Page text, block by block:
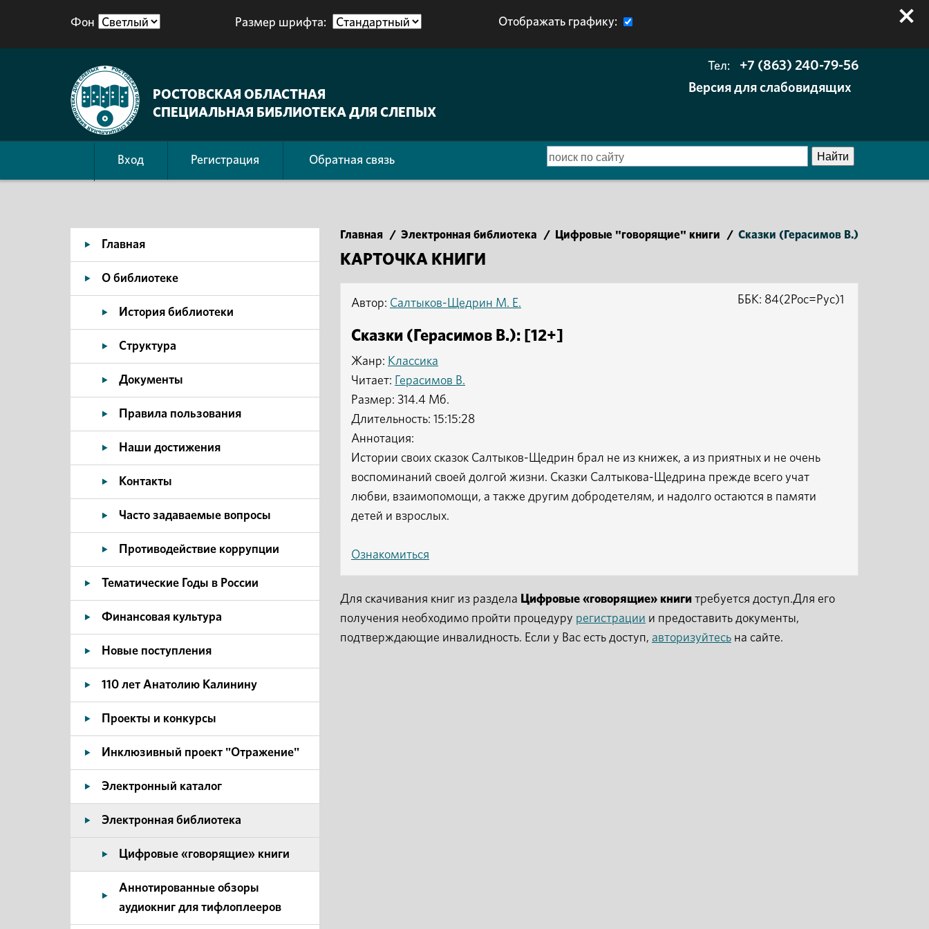
Фон Размер шрифта: Отображать графику:
РОСТОВСКАЯ ОБЛАСТНАЯ
СПЕЦИАЛЬНАЯ БИБЛИОТЕКА ДЛЯ СЛЕПЫХ
Тел:
+7 (863) 240-79-56
Версия для слабовидящих
Вход Регистрация Обратная связь
Главная
О библиотеке
История библиотеки
Структура
Документы
Правила пользования
Наши достижения
Контакты
Часто задаваемые вопросы
Противодействие коррупции
Тематические Годы в России
Финансовая культура
Новые поступления
110 лет Анатолию Калинину
Проекты и конкурсы
Инклюзивный проект "Отражение"
Электронный каталог
Электронная библиотека
Цифровые «говорящие» книги
Аннотированные обзоры
аудиокниг для тифлоплееров
Главная / Электронная библиотека / Цифровые "говорящие" книги / Сказки (Герасимов В.)
КАРТОЧКА КНИГИ
Автор: Салтыков-Щедрин М. Е.
Сказки (Герасимов В.): [12+]
Жанр: Классика
Читает: Герасимов В.
ББК: 84(2Рос=Рус)1
Размер: 314.4 Мб.
Длительность: 15:15:28
Аннотация:
Истории своих сказок Салтыков-Щедрин брал не из книжек, а из приятных и не очень
воспоминаний своей долгой жизни. Сказки Салтыкова-Щедрина прежде всего учат
любви, взаимопомощи, а также другим добродетелям, и надолго остаются в памяти
детей и взрослых.
Ознакомиться
Для скачивания книг из раздела Цифровые «говорящие» книги требуется доступ.Для его
получения необходимо пройти процедуру регистрации и предоставить документы,
подтверждающие инвалидность. Если у Вас есть доступ, авторизуйтесь на сайте.